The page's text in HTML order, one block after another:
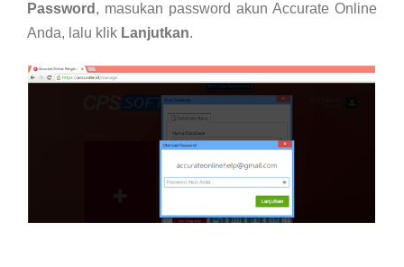
Password , masukan password akun Accurate Online
Anda, lalu klik Lanjutkan.